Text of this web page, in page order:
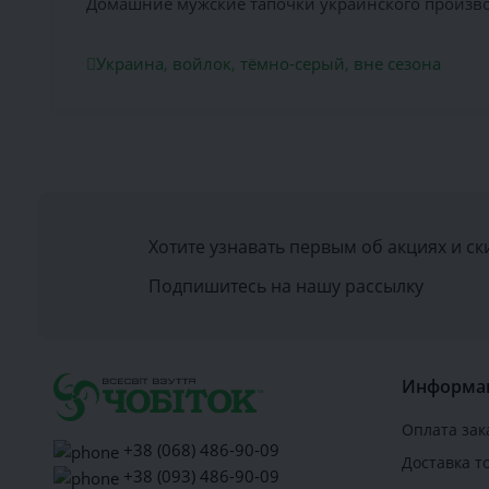
Украина, войлок, тёмно-серый, вне сезона
Хотите узнавать первым об акциях и
Подпишитесь на нашу рассылку
+38 (068) 486-90-09
+38 (093) 486-90-09
Оплата
Доставка